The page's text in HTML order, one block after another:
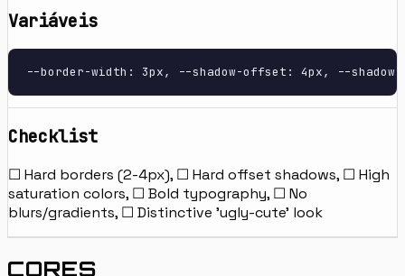
Variáveis
--border-width: 3px, --shadow-offset: 4px, --
Checklist
☐ Hard borders (2-4px), ☐ Hard offset shadows, ☐ High
saturation colors, ☐ Bold typography, ☐ No
blurs/gradients, ☐ Distinctive 'ugly-cute' look
CORES